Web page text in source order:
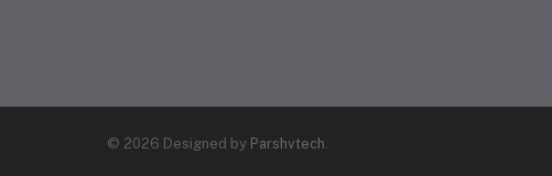
© 2026 Designed by Parshvtech